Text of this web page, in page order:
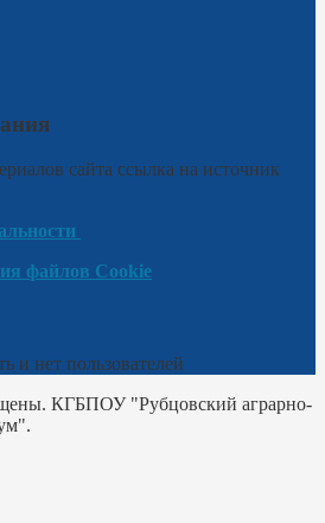
сайта ссылка на источник
файлов Cookie
и нет пользователей
КГБПОУ "Рубцовский аграрно-